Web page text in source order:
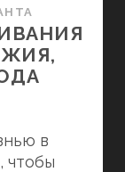
в
чтобы